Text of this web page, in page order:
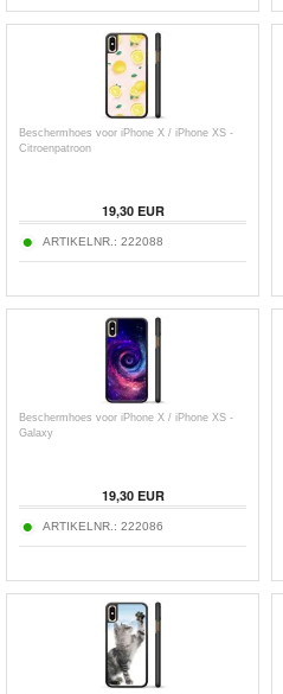
Beschermhoes voor iPhone X / iPhone XS -
Citroenpatroon
19,30EUR
ARTIKELNR.: 222088
Beschermhoes voor iPhone X / iPhone XS -
Galaxy
19,30EUR
ARTIKELNR.: 222086